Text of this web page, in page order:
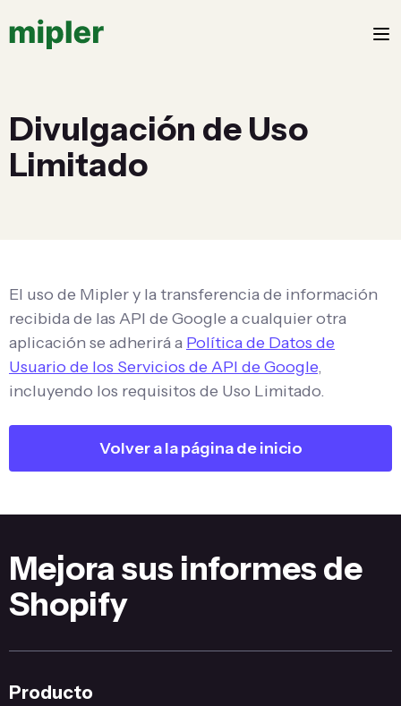
Divulgación de Uso
Limitado
El uso de Mipler y la transferencia de información
recibida de las API de Google a cualquier otra
aplicación se adherirá a Política de Datos de
Usuario de los Servicios de API de Google,
incluyendo los requisitos de Uso Limitado.
Volver a la página de inicio
Mejora sus informes de
Shopify
Producto